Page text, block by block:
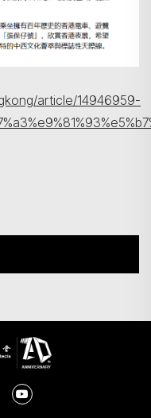
article/14946959-